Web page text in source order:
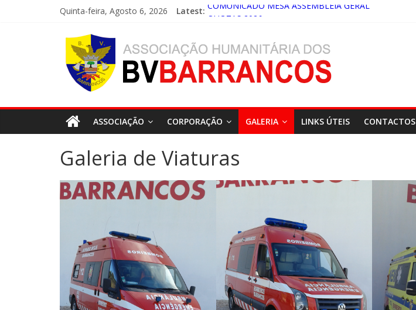
Quinta-feira, Agosto 6, 2026 Latest: COMUNICADO MESA ASSEMBLEIA GERAL
CONSIGNAÇÃO IRS 2026
CONVOCATÓRIA ASSEMBLEIA GERAL 30/03/2026
ASSOCIAÇÃO CORPORAÇÃO GALERIA LINKS ÚTEIS CONTACTOS
Galeria de Viaturas